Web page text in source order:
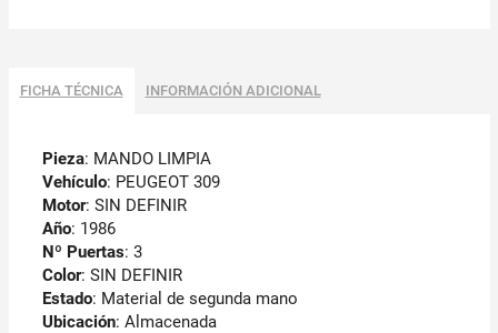
FICHA TÉCNICA INFORMACIÓN ADICIONAL
Pieza: MANDO LIMPIA
Vehículo: PEUGEOT 309
Motor: SIN DEFINIR
Año: 1986
Nº Puertas: 3
Color: SIN DEFINIR
Estado: Material de segunda mano
Ubicación: Almacenada